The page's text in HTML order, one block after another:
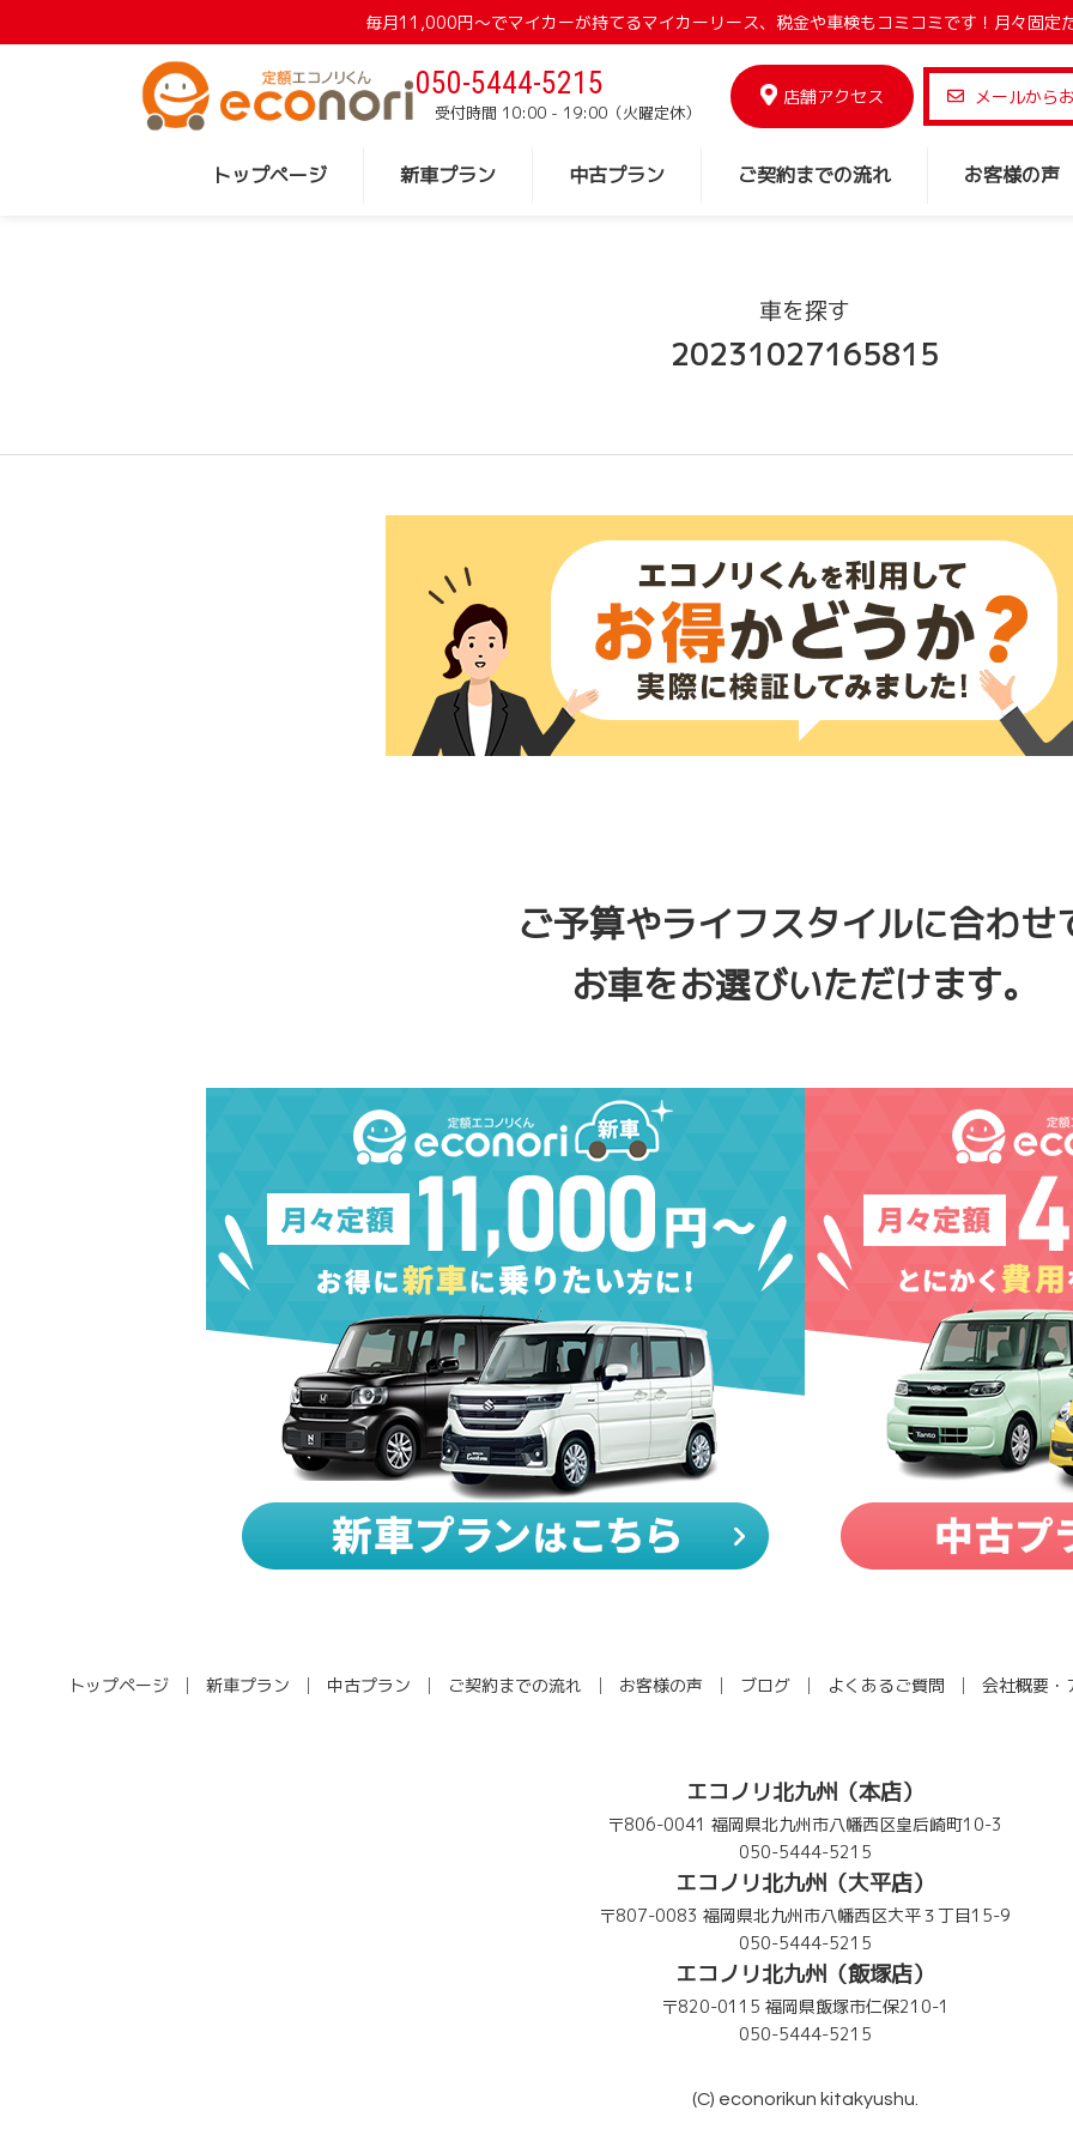
毎月11,000円〜でマイカーが持てるマイカーリース、税金や車検もコミコミです！月々固定
050-5444-5215
受付時間 10:00 - 19:00（火曜定休）
店舗アクセス メールから
トップページ 新車プラン 中古プラン ご契約までの流れ お客様の声
車を探す
20231027165815
ご予算やライフスタイルに合わせ
お車をお選びいただけます。
トップページ 新車プラン 中古プラン ご契約までの流れ お客様の声 ブログ よくあるご質問 会社概要・
エコノリ北九州（本店）
〒806-0041 福岡県北九州市八幡西区皇后崎町10-3
050-5444-5215
エコノリ北九州（大平店）
〒807-0083 福岡県北九州市八幡西区大平３丁目15-9
050-5444-5215
エコノリ北九州（飯塚店）
〒820-0115 福岡県飯塚市仁保210-1
050-5444-5215
(C) econorikun kitakyushu.